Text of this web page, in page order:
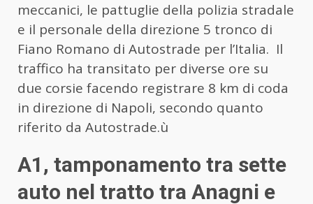
meccanici, le pattuglie della polizia stradale
e il personale della direzione 5 tronco di
Fiano Romano di Autostrade per l’Italia. Il
traffico ha transitato per diverse ore su
due corsie facendo registrare 8 km di coda
in direzione di Napoli, secondo quanto
riferito da Autostrade.ù
A1, tamponamento tra sette
auto nel tratto tra Anagni e